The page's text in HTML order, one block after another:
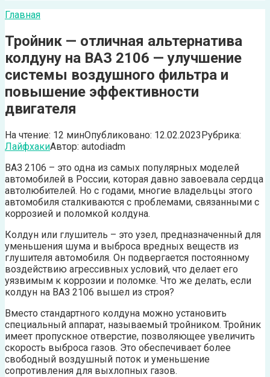
Главная
Тройник — отличная альтернатива
колдуну на ВАЗ 2106 — улучшение
системы воздушного фильтра и
повышение эффективности
двигателя
На чтение: 12 минОпубликовано: 12.02.2023Рубрика:
ЛайфхакиАвтор: autodiadm
ВАЗ 2106 – это одна из самых популярных моделей
автомобилей в России, которая давно завоевала сердца
автолюбителей. Но с годами, многие владельцы этого
автомобиля сталкиваются с проблемами, связанными с
коррозией и поломкой колдуна.
Колдун или глушитель – это узел, предназначенный для
уменьшения шума и выброса вредных веществ из
глушителя автомобиля. Он подвергается постоянному
воздействию агрессивных условий, что делает его
уязвимым к коррозии и поломке. Что же делать, если
колдун на ВАЗ 2106 вышел из строя?
Вместо стандартного колдуна можно установить
специальный аппарат, называемый тройником. Тройник
имеет пропускное отверстие, позволяющее увеличить
скорость выброса газов. Это обеспечивает более
свободный воздушный поток и уменьшение
сопротивления для выхлопных газов.